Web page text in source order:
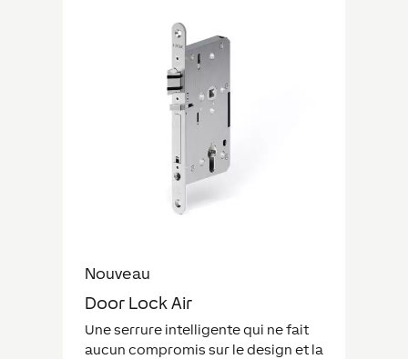
Nouveau
Door Lock Air
Une serrure intelligente qui ne fait
aucun compromis sur le design et la